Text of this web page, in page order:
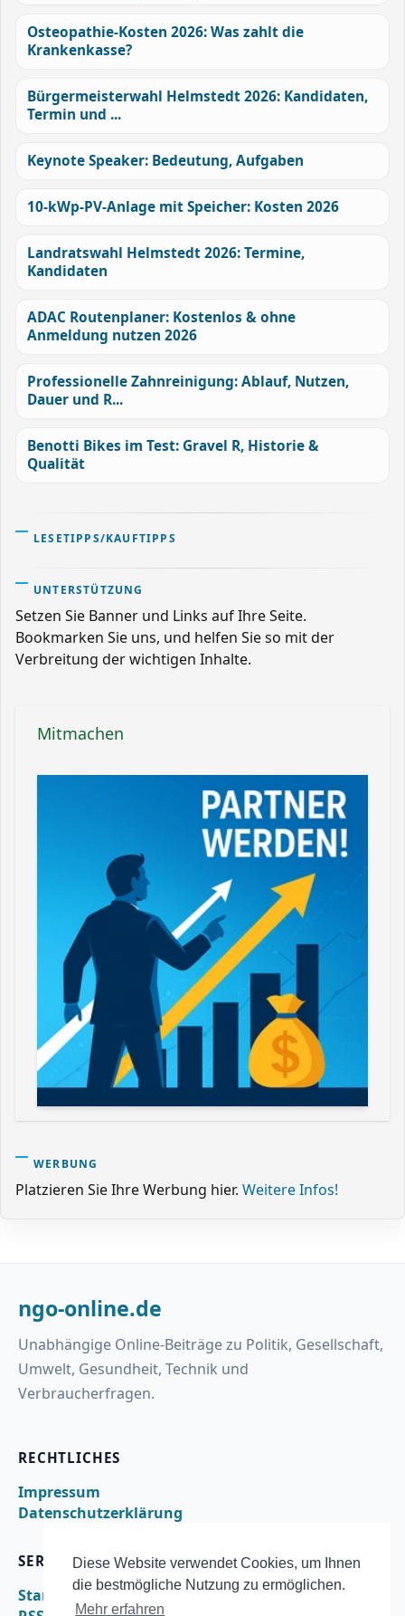
Diese Website verwendet Cookies, um Ihnen
die bestmögliche Nutzung zu ermöglichen.
Mehr erfahren
Osteopathie-Kosten 2026: Was zahlt die
Krankenkasse?
Bürgermeisterwahl Helmstedt 2026: Kandidaten,
Termin und ...
Keynote Speaker: Bedeutung, Aufgaben
10-kWp-PV-Anlage mit Speicher: Kosten 2026
Landratswahl Helmstedt 2026: Termine,
Kandidaten
ADAC Routenplaner: Kostenlos & ohne
Anmeldung nutzen 2026
Professionelle Zahnreinigung: Ablauf, Nutzen,
Dauer und R...
Benotti Bikes im Test: Gravel R, Historie &
Qualität
LESETIPPS/KAUFTIPPS
UNTERSTÜTZUNG
Setzen Sie Banner und Links auf Ihre Seite.
Bookmarken Sie uns, und helfen Sie so mit der
Verbreitung der wichtigen Inhalte.
Mitmachen
WERBUNG
Platzieren Sie Ihre Werbung hier. Weitere Infos!
ngo-online.de
Unabhängige Online-Beiträge zu Politik, Gesellschaft,
Umwelt, Gesundheit, Technik und
Verbraucherfragen.
RECHTLICHES
Impressum
Datenschutzerklärung
SERVICE
Startseite